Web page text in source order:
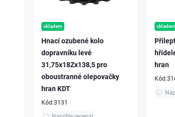
skladem
Hnací ozubené kolo
dopravníku levé
31,75x18Zx138,5 pro
oboustranné olepovačky
hran KDT
Kód:3131
skladem
hran
Kód: